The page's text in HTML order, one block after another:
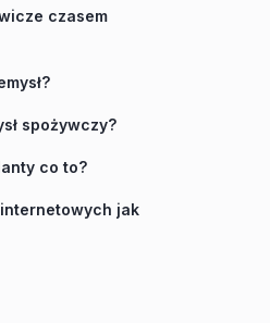
czasem
spożywczy?
co to?
jak